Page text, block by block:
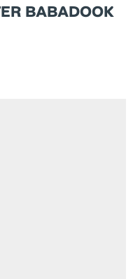
BABADOOK